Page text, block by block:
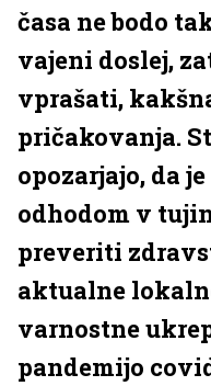
časa ne bodo
vajeni doslej,
vprašati,
pričakovanja.
opozarjajo, da
odhodom v
preveriti
aktualne
varnostne
pandemijo